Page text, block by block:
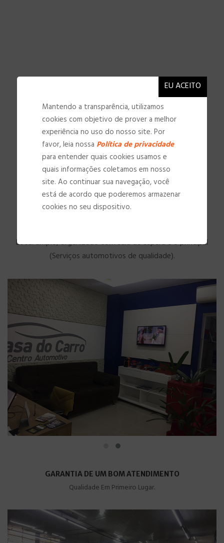
NOSSAS INSTALAÇÕES
Local amplo, organizado com sala de espera e o principal
(Serviços automotivos de qualidade).
GARANTIA DE UM BOM ATENDIMENTO
Qualidade Em Primeiro Lugar.
Mantendo a transparência, utilizamos
cookies com objetivo de prover a melhor
experiência no uso do nosso site. Por
favor, leia nossa Política de privacidade
para entender quais cookies usamos e
quais informações coletamos em nosso
site. Ao continuar sua navegação, você
está de acordo que poderemos armazenar
cookies no seu dispositivo.